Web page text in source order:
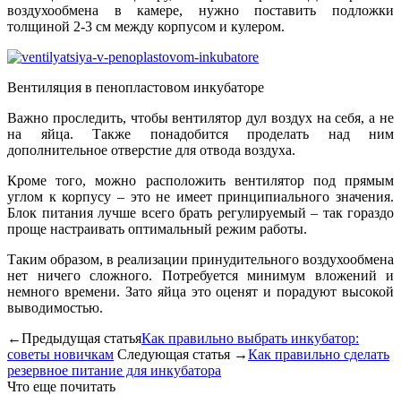
воздухообмена в камере, нужно поставить подложки
толщиной 2-3 см между корпусом и кулером.
Вентиляция в пенопластовом инкубаторе
Важно проследить, чтобы вентилятор дул воздух на себя, а не
на яйца. Также понадобится проделать над ним
дополнительное отверстие для отвода воздуха.
Кроме того, можно расположить вентилятор под прямым
углом к корпусу – это не имеет принципиального значения.
Блок питания лучше всего брать регулируемый – так гораздо
проще настраивать оптимальный режим работы.
Таким образом, в реализации принудительного воздухообмена
нет ничего сложного. Потребуется минимум вложений и
немного времени. Зато яйца это оценят и порадуют высокой
выводимостью.
←Предыдущая статьяКак правильно выбрать инкубатор:
советы новичкам Следующая статья →Как правильно сделать
резервное питание для инкубатора
Что еще почитать